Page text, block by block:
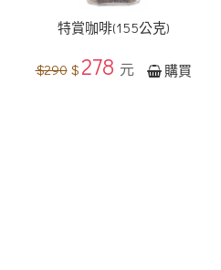
特賞咖啡(155公克)
$290$ 278 元 購買